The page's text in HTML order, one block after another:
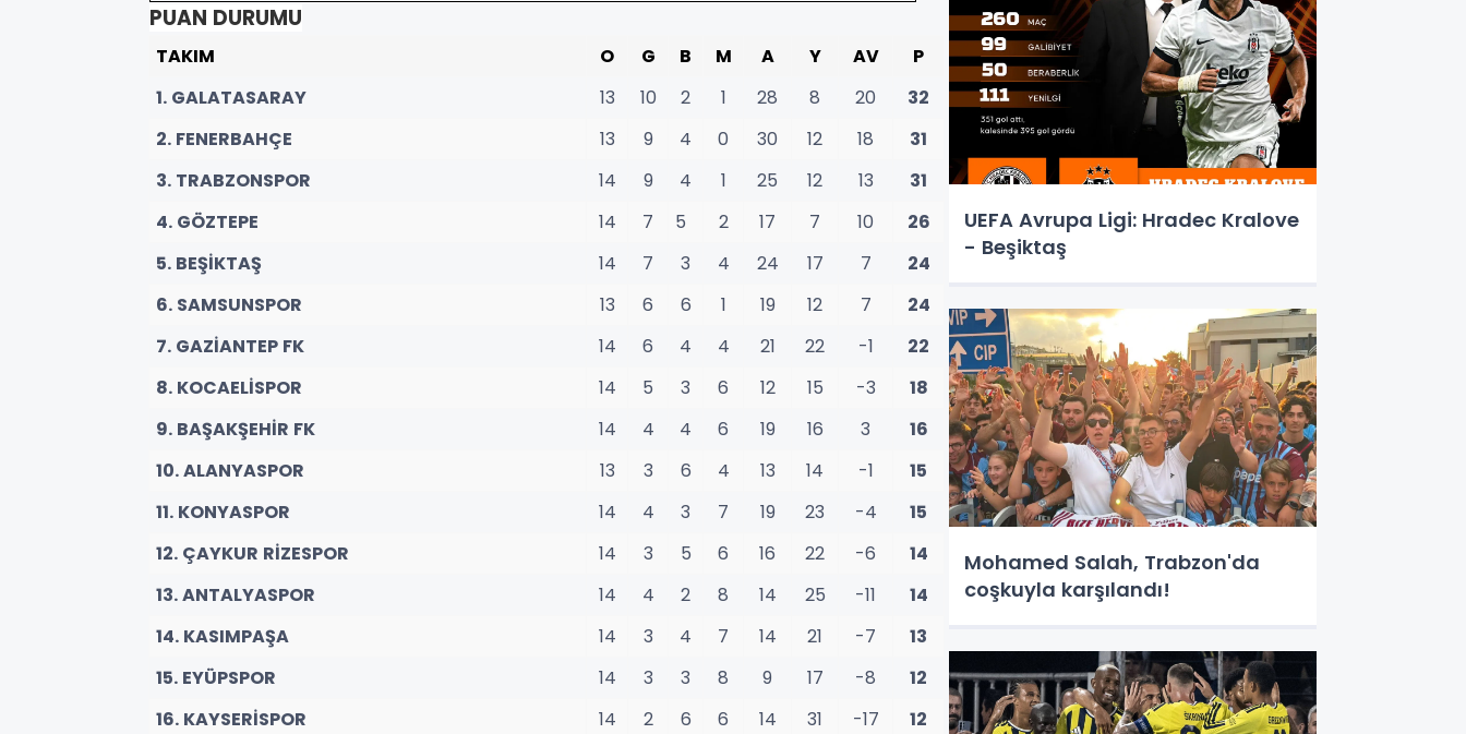
PUAN DURUMU
TAKIM O G B M A Y AV
P
1. GALATASARAY
13 10 2 1 28 8 20
32
2. FENERBAHÇE
13 9 4 0 30 12 18
31
3. TRABZONSPOR
14 9 4 1 25 12 13
31
4. GÖZTEPE
14 7 5 2 17 7 10
26
5. BEŞİKTAŞ
14 7 3 4 24 17 7
24
6. SAMSUNSPOR
13 6 6 1 19 12 7
24
7. GAZİANTEP FK
14 6 4 4 21 22 -1
22
8. KOCAELİSPOR
14 5 3 6 12 15 -3
18
9. BAŞAKŞEHİR FK
14 4 4 6 19 16 3
16
10. ALANYASPOR
13 3 6 4 13 14 -1
15
11. KONYASPOR
14 4 3 7 19 23 -4
15
12. ÇAYKUR RİZESPOR
14 3 5 6 16 22 -6
14
13. ANTALYASPOR
14 4 2 8 14 25 -11
14
14. KASIMPAŞA
14 3 4 7 14 21 -7
13
15. EYÜPSPOR
14 3 3 8 9 17 -8
12
16. KAYSERİSPOR
14 2 6 6 14 31 -17
12
UEFA Avrupa Ligi: Hradec Kralove
- Beşiktaş
Mohamed Salah, Trabzon'da
coşkuyla karşılandı!